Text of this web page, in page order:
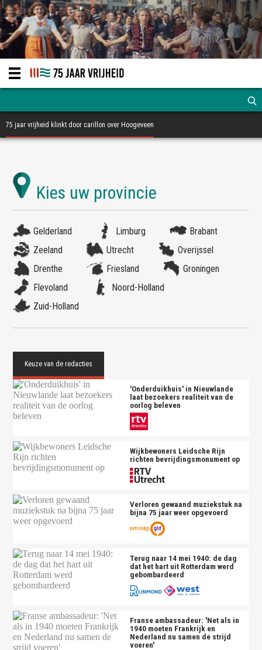
75 jaar vrijheid klinkt door carillon over Hoogeveen
Gelderland Limburg
Brabant
Zeeland
Utrecht
Overijssel
Drenthe
Friesland
Groningen
Flevoland
Noord-Holland
Zuid-Holland
'Onderduikhuis' in Nieuwlande
laat bezoekers realiteit van de
oorlog beleven
Wijkbewoners Leidsche Rijn
richten bevrijdingsmonument op
Verloren gewaand muziekstuk na
bijna 75 jaar weer opgevoerd
Terug naar 14 mei 1940: de dag
dat het hart uit Rotterdam werd
gebombardeerd
Franse ambassadeur: 'Net als in
1940 moeten Frankrijk en
Nederland nu samen de strijd
voeren'